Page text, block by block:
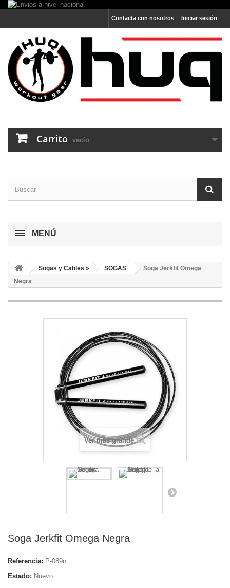
Iniciar sesión
Contacta con nosotros
Carrito vacío
MENÚ
Sogas y Cables » SOGAS
Soga Jerkfit Omega
Negra
Ver más grande
Soga Jerkfit Omega Negra
Referencia: P-089n
Estado: Nuevo